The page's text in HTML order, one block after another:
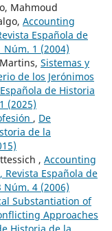
Mahmoud
Accounting
Española de
1 (2004)
Sistemas y
de los Jerónimos
de Historia
(2025)
, De
de la
, Accounting
Revista Española de
4 (2006)
Substantiation of
Approaches